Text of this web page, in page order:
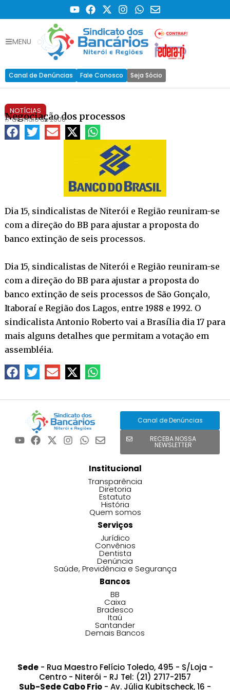
MENU
Canal de Denúncias Fale Conosco Seja Sócio
NOTÍCIAS
Negociação dos processos
17 de maio de 2006
Dia 15, sindicalistas de Niterói e Região reuniram-se
com a direção do BB para ajustar a proposta do
banco extinção de seis processos.
Dia 15, sindicalistas de Niterói e Região reuniram-se
com a direção do BB para ajustar a proposta do
banco extinção de seis processos de São Gonçalo,
Itaboraí e Região dos Lagos, entre 1988 e 1992. O
sindicalista Antonio Roberto vai a Brasília dia 17 para
mais alguns detalhes que permitam a votação em
assembléia.
Canal de Denúncias
RECEBA NOSSA
NEWSLETTER
Institucional
Transparência
Diretoria
Estatuto
História
Quem somos
Serviços
Jurídico
Convênios
Dentista
Denúncia
Saúde, Previdência e Segurança
Bancos
BB
Caixa
Bradesco
Itaú
Santander
Demais Bancos
Sede- Rua Maestro Felício Toledo, 495 - S/Loja -
Centro - Niterói - RJ Tel: (21) 2717-2157
Sub-Sede Cabo Frio - Av. Júlia Kubitscheck, 16 -